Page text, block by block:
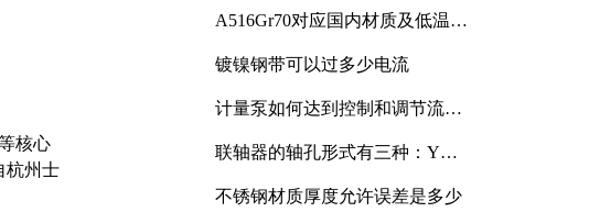
核心
杭州士
A516Gr70对应国内材质及低温冲
镀镍钢带可以过多少电流
计量泵如何达到控制和调节流量
联轴器的轴孔形式有三种：Y
不锈钢材质厚度允许误差是多少